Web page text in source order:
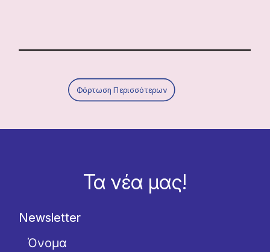
Φόρτωση Περισσότερων
Τα νέα μας!
Newsletter